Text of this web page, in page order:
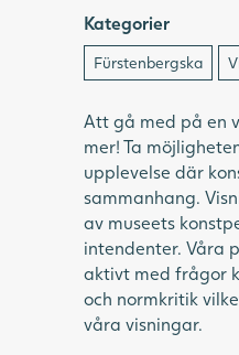
Kategorier
Fürstenbergska
Att gå med på en
mer! Ta
upplevelse där
sammanhang.
av museets
intendenter. Våra
aktivt med frågor
och normkritik
våra visningar.